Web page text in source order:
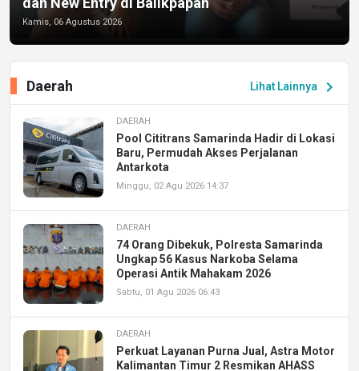
Kamis, 06 Agustus 2026
Lihat Lainnya chevron_right
Daerah
DAERAH
Pool Cititrans Samarinda Hadir di Lokasi
Baru, Permudah Akses Perjalanan
Antarkota
Minggu, 02 Agu 2026 14:37
DAERAH
74 Orang Dibekuk, Polresta Samarinda
Ungkap 56 Kasus Narkoba Selama
Operasi Antik Mahakam 2026
Sabtu, 01 Agu 2026 06:43
DAERAH
Perkuat Layanan Purna Jual, Astra Motor
Kalimantan Timur 2 Resmikan AHASS